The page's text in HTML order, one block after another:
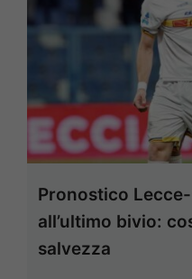
Pronostico
all’ultimo bivio:
salvezza